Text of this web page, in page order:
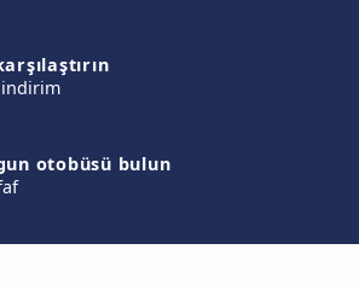
indirim
otobüsü bulun